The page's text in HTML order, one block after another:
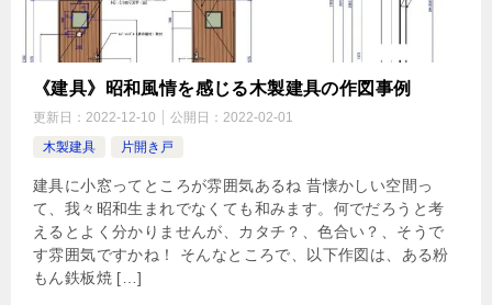
《建具》昭和風情を感じる木製建具の作図事例
更新日： 2022-12-10 公開日： 2022-02-01
木製建具
片開き戸
建具に小窓ってところが雰囲気あるね 昔懐かしい空間っ
て、我々昭和生まれでなくても和みます。何でだろうと考
えるとよく分かりませんが、カタチ？、色合い？、そうで
す雰囲気ですかね！ そんなところで、以下作図は、ある粉
もん鉄板焼 […]